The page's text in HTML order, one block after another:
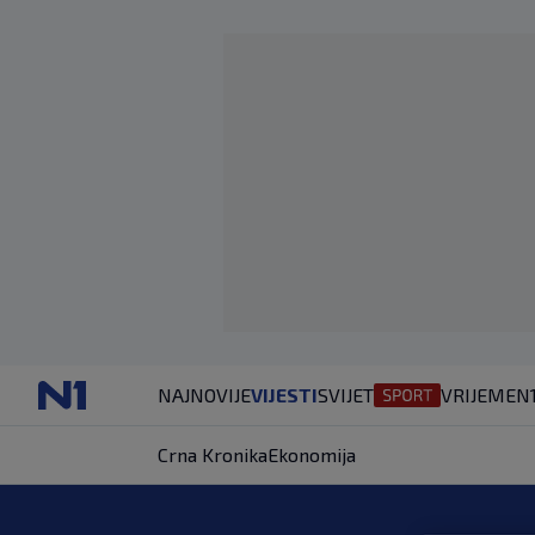
NAJNOVIJEVIJESTISVIJET VRIJEME
Crna KronikaEkonomija